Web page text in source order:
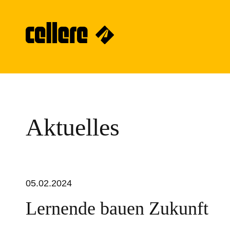
Aktuelles
05.02.2024
Lernende bauen Zukunft